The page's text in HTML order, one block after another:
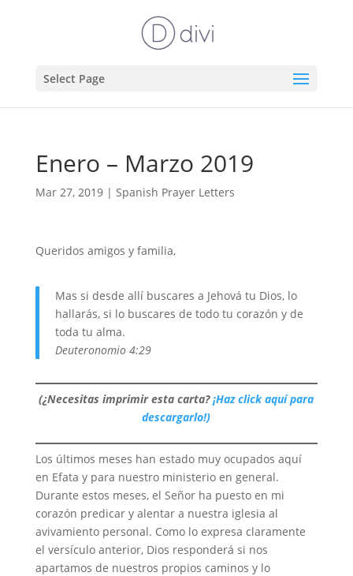
Select Page
Enero – Marzo 2019
Mar 27, 2019| Spanish Prayer Letters
Queridos amigos y familia,
Mas si desde allí buscares a Jehová tu Dios, lo
hallarás, si lo buscares de todo tu corazón y de
toda tu alma.
Deuteronomio 4:29
(¿Necesitas imprimir esta carta?¡Haz click aquí para
descargarlo!)
Los últimos meses han estado muy ocupados aquí
en Efata y para nuestro ministerio en general.
Durante estos meses, el Señor ha puesto en mi
corazón predicar y alentar a nuestra iglesia al
avivamiento personal. Como lo expresa claramente
el versículo anterior, Dios responderá si nos
apartamos de nuestros propios caminos y lo